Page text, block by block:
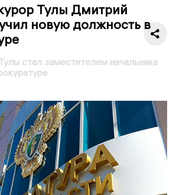
Тулы Дмитрий
новую должность в
стал заместителем начальника